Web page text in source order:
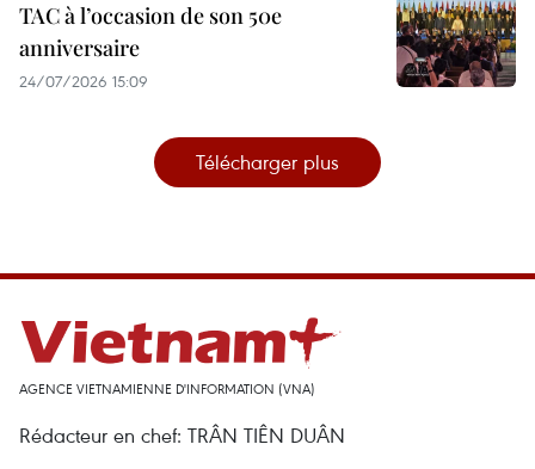
TAC à l’occasion de son 50e
anniversaire
24/07/2026 15:09
Télécharger plus
AGENCE VIETNAMIENNE D'INFORMATION (VNA)
Rédacteur en chef: TRÂN TIÊN DUÂN